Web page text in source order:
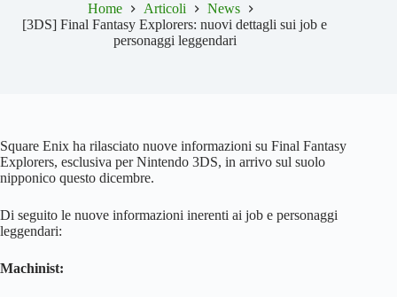
Home Articoli
News
[3DS] Final Fantasy Explorers: nuovi dettagli sui job e
personaggi leggendari
Square Enix ha rilasciato nuove informazioni su Final Fantasy
Explorers, esclusiva per Nintendo 3DS, in arrivo sul suolo
nipponico questo dicembre.
Di seguito le nuove informazioni inerenti ai job e personaggi
leggendari:
Machinist: